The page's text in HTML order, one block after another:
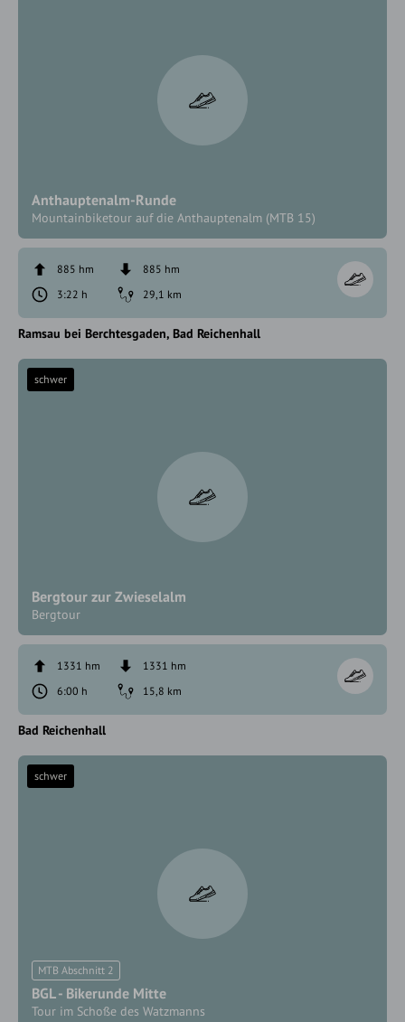
Anthauptenalm-Runde
Mountainbiketour auf die Anthauptenalm (MTB 15)
885 hm
885 hm
3:22 h
29,1 km
Ramsau bei Berchtesgaden Bad Reichenhall
Bergtour zur Zwieselalm
Bergtour
schwer
1331 hm
1331 hm
6:00 h
15,8 km
Bad Reichenhall
MTB Abschnitt 2
BGL - Bikerunde Mitte
Tour im Schoße des Watzmanns
schwer